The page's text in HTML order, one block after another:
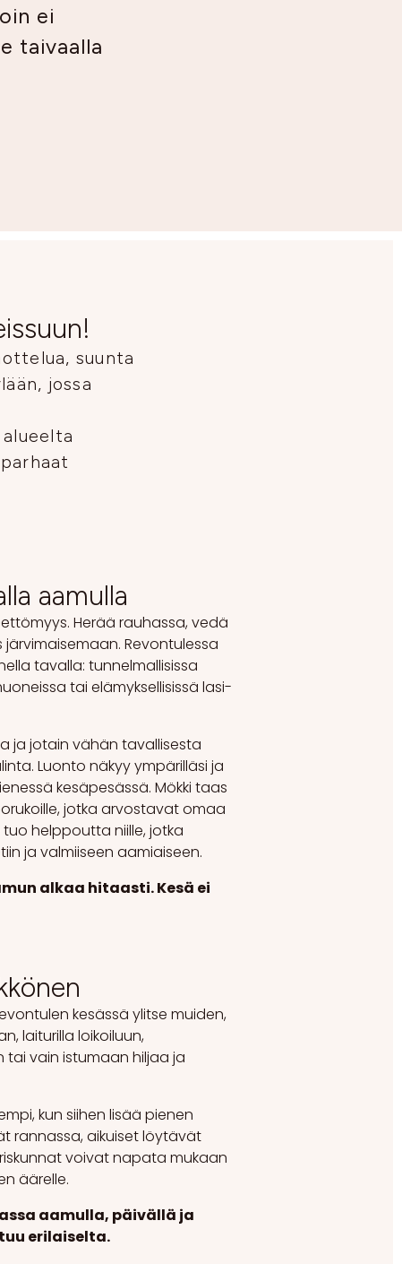
ei
taivaalla
suunta
jossa
aamulla
Herää rauhassa, vedä
Revontulessa
tavalla: tunnelmallisissa
tai elämyksellisissä lasi-
ja jotain vähän tavallisesta
Luonto näkyy ympärilläsi ja
kesäpesässä. Mökki taas
jotka arvostavat omaa
helppoutta niille, jotka
ja valmiiseen aamiaiseen.
alkaa hitaasti. Kesä ei
kesässä ylitse muiden,
laiturilla loikoiluun,
vain istumaan hiljaa ja
kun siihen lisää pienen
rannassa, aikuiset löytävät
voivat napata mukaan
äärelle.
aamulla, päivällä ja
erilaiselta.